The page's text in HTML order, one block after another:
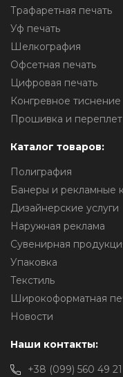
Трафаретная печать
Уф печать
Шелкография
Офсетная печать
Цифровая печать
Конгревное тиснение
Прошивка и
Каталог товаров:
Полиграфия
Банеры и рекламные
Дизайнерские услуги
Наружная реклама
Сувенирная
Упаковка
Текстиль
Широкоформатная
Новости
Наши контакты:
+38 (099) 560 49 21